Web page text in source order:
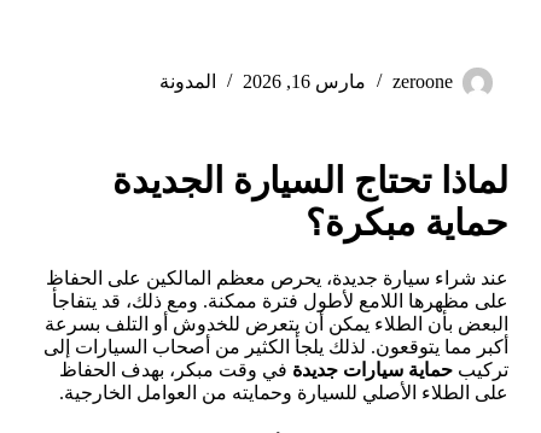
zeroone مارس 16, 2026 المدونة
لماذا تحتاج السيارة الجديدة
حماية مبكرة؟
عند شراء سيارة جديدة، يحرص معظم المالكين على الحفاظ
على مظهرها اللامع لأطول فترة ممكنة. ومع ذلك، قد يتفاجأ
البعض بأن الطلاء يمكن أن يتعرض للخدوش أو التلف بسرعة
أكبر مما يتوقعون. لذلك يلجأ الكثير من أصحاب السيارات إلى
تركيب حماية سيارات جديدة في وقت مبكر، بهدف الحفاظ
على الطلاء الأصلي للسيارة وحمايته من العوامل الخارجية.